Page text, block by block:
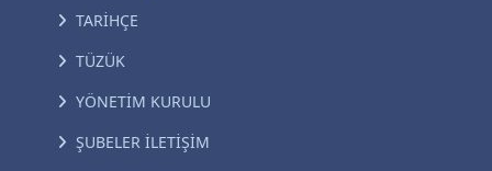
TARİHÇE
TÜZÜK
YÖNETİM KURULU
ŞUBELER İLETİŞİM